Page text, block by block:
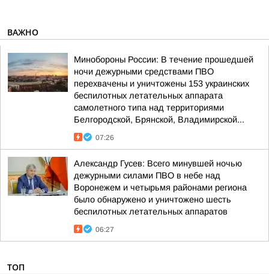
ВАЖНО
Минобороны России: В течение прошедшей
ночи дежурными средствами ПВО
перехвачены и уничтожены 153 украинских
беспилотных летательных аппарата
самолетного типа над территориями
Белгородской, Брянской, Владимирской...
07:26
Александр Гусев: Всего минувшей ночью
дежурными силами ПВО в небе над
Воронежем и четырьмя районами региона
было обнаружено и уничтожено шесть
беспилотных летательных аппаратов
06:27
ТОП